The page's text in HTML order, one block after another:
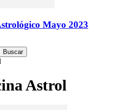
Mayo 2023
Astrol